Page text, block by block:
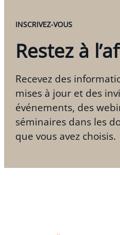
INSCRIVEZ-VOUS
Restez à
Recevez des
mises à jour et des
événements, des
séminaires dans les
que vous avez choisis.